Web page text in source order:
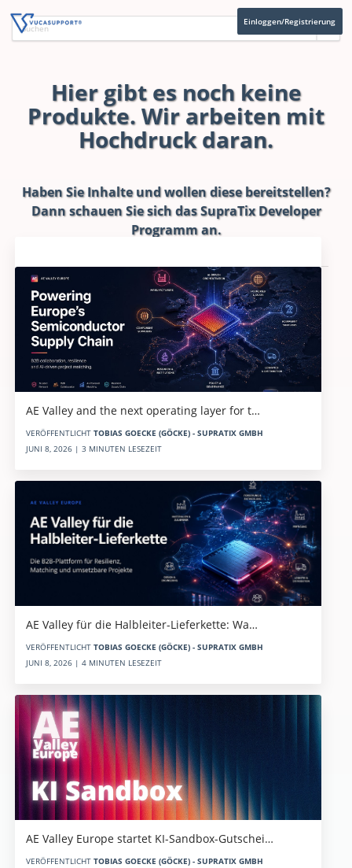
Einloggen/Registrierung
Hier gibt es noch keine
Produkte. Wir arbeiten mit
Hochdruck daran.
Haben Sie Inhalte und wollen diese bereitstellen?
Dann schauen Sie sich dasSupraTix Developer
Programman.
AE Valley and the next operating layer for t…
VERÖFFENTLICHT TOBIAS GOECKE (GÖCKE) - SUPRATIX GMBH
JUNI 8, 2026 | 3 MINUTEN LESEZEIT
AE Valley für die Halbleiter-Lieferkette: Wa…
VERÖFFENTLICHT TOBIAS GOECKE (GÖCKE) - SUPRATIX GMBH
JUNI 8, 2026 | 4 MINUTEN LESEZEIT
AE Valley Europe startet KI-Sandbox-Gutschei…
VERÖFFENTLICHT TOBIAS GOECKE (GÖCKE) - SUPRATIX GMBH